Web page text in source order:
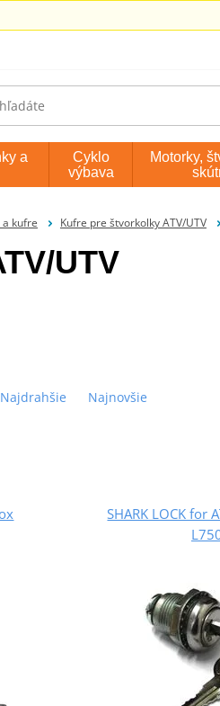
a
Cyklo
výbava
Motorky,
a kufre Kufre pre štvorkolky ATV/UTV
UTV
Najdrahšie Najnovšie
SHARK LOCK for